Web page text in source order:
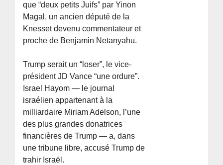
que “deux petits Juifs” par Yinon
Magal, un ancien député de la
Knesset devenu commentateur et
proche de Benjamin Netanyahu.
Trump serait un “loser”, le vice-
président JD Vance “une ordure”.
Israel Hayom — le journal
israélien appartenant à la
milliardaire Miriam Adelson, l’une
des plus grandes donatrices
financières de Trump — a, dans
une tribune libre, accusé Trump de
trahir Israël.